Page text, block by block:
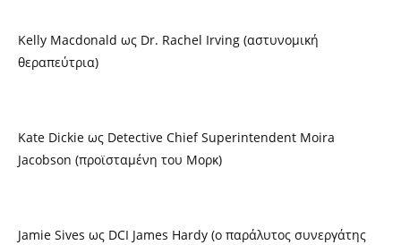
Kelly Macdonald ως Dr. Rachel Irving (αστυνομική
θεραπεύτρια)
Kate Dickie ως Detective Chief Superintendent Moira
Jacobson (προϊσταμένη του Μορκ)
Jamie Sives ως DCI James Hardy (ο παράλυτος συνεργάτης